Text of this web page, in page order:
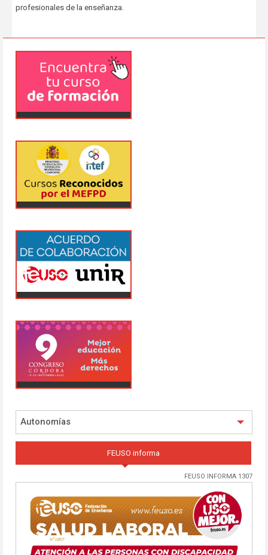
profesionales de la enseñanza.
Autonomías
FEUSO informa
FEUSO INFORMA 1307